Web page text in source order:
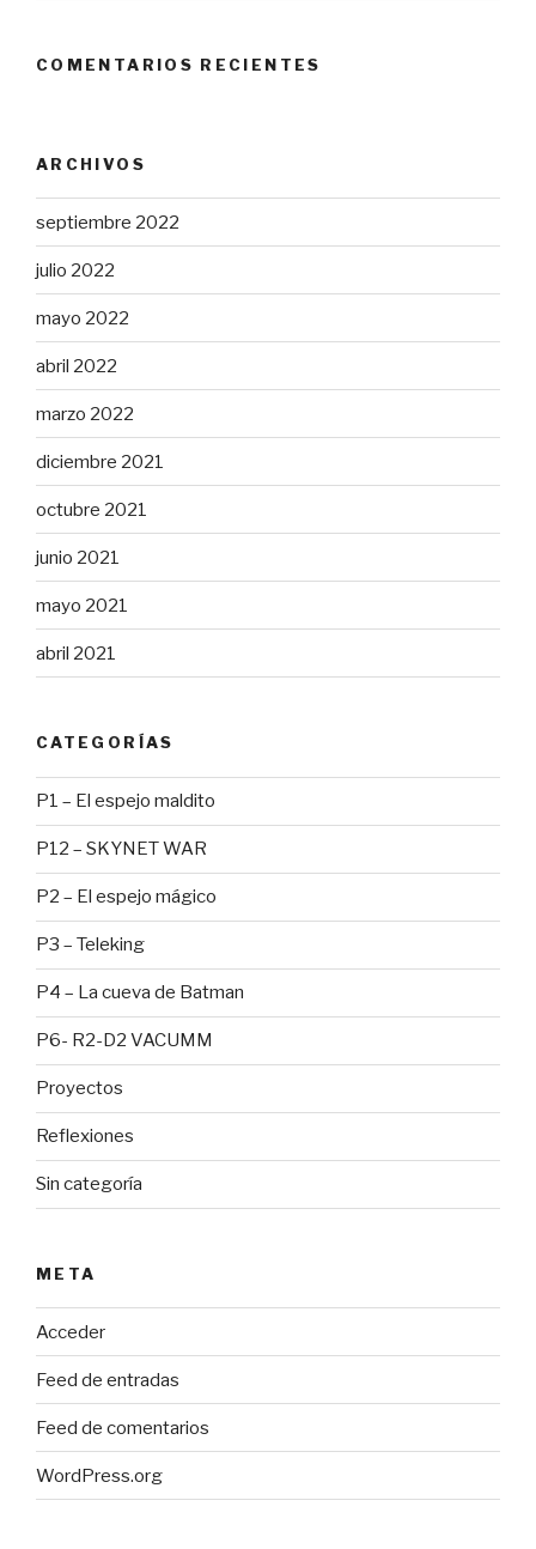
COMENTARIOS RECIENTES
ARCHIVOS
septiembre 2022
julio 2022
mayo 2022
abril 2022
marzo 2022
diciembre 2021
octubre 2021
junio 2021
mayo 2021
abril 2021
CATEGORÍAS
P1 – El espejo maldito
P12 – SKYNET WAR
P2 – El espejo mágico
P3 – Teleking
P4 – La cueva de Batman
P6- R2-D2 VACUMM
Proyectos
Reflexiones
Sin categoría
META
Acceder
Feed de entradas
Feed de comentarios
WordPress.org